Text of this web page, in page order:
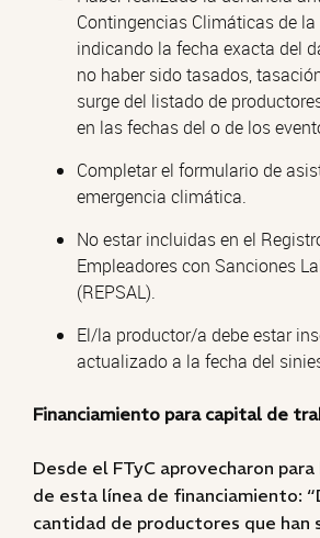
Contingencias Climáticas de
indicando la fecha exacta del
no haber sido tasados,
surge del listado de
en las fechas del o de los
Completar el formulario de
emergencia climática.
No estar incluidas en el
Empleadores con Sanciones
(REPSAL).
El/la productor/a debe estar
actualizado a la fecha del
Financiamiento para capital de
Desde el FTyC aprovecharon
de esta línea de financiamiento:
cantidad de productores que han